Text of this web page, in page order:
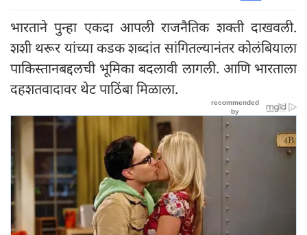
भारताने पुन्हा एकदा आपली राजनैतिक शक्ती दाखवली.
शशी थरूर यांच्या कडक शब्दांत सांगितल्यानंतर कोलंबियाला
पाकिस्तानबद्दलची भूमिका बदलावी लागली. आणि भारताला
दहशतवादावर थेट पाठिंबा मिळाला.